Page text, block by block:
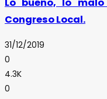
Lo bueno, lo
Congreso Local.
31/12/2019
0
4.3K
0